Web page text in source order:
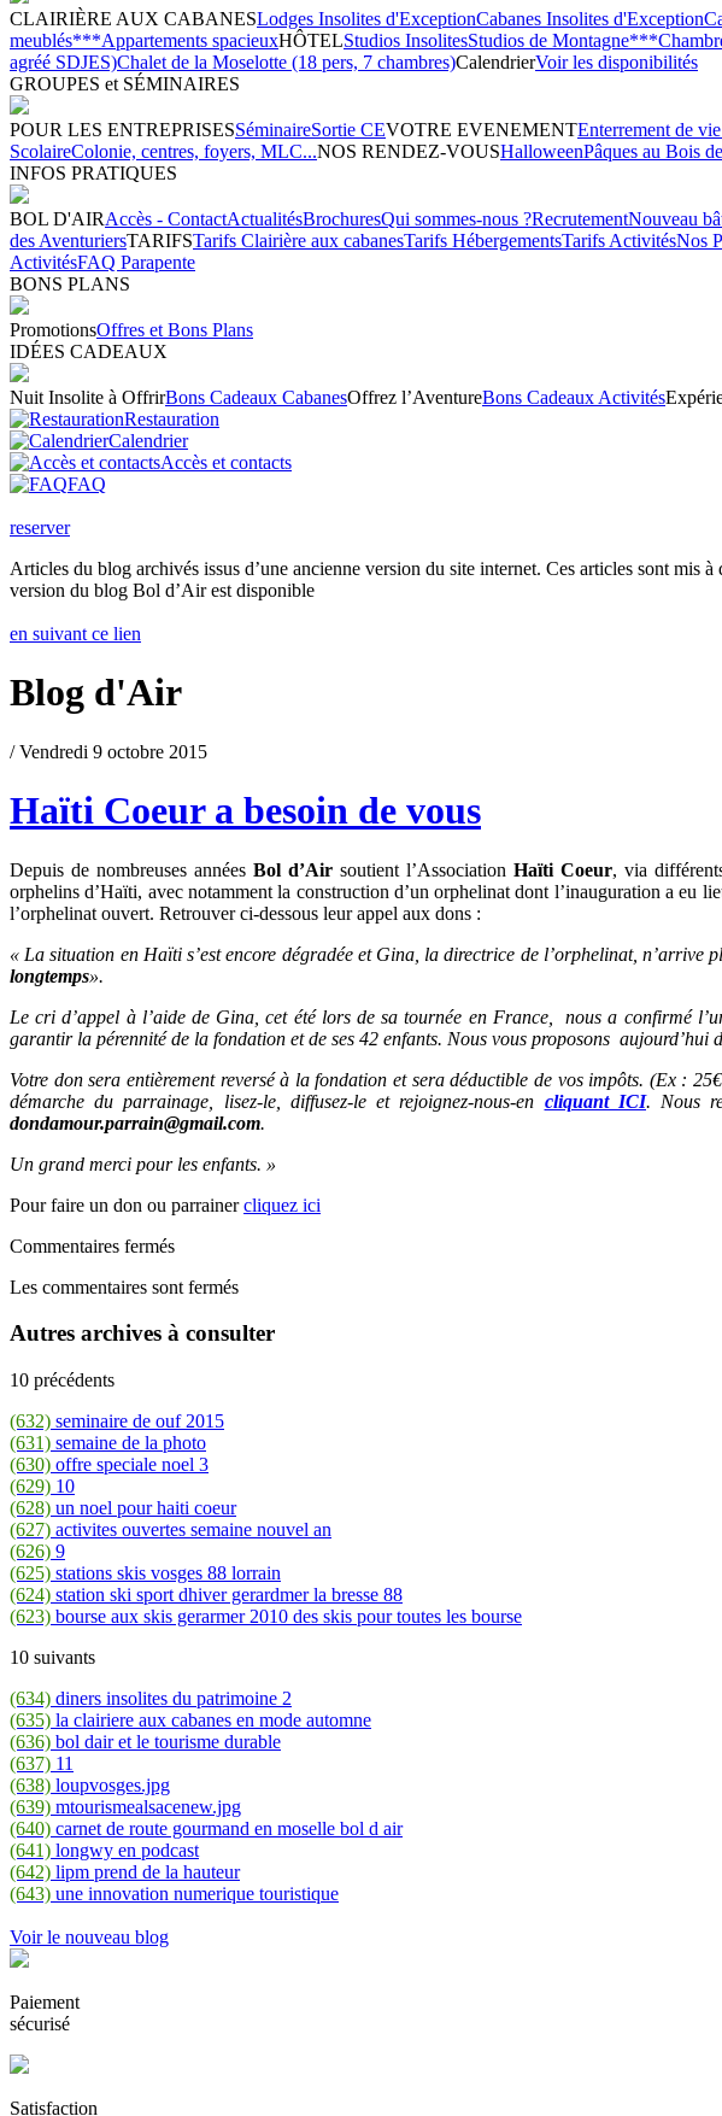
CLAIRIÈRE AUX CABANESLodges Insolites d'ExceptionCabanes Insolites d'Exception
meublés***Appartements spacieuxHÔTELStudios InsolitesStudios de Montagne***
agréé SDJES)Chalet de la Moselotte (18 pers, 7 chambres)CalendrierVoir les disponibilités
GROUPES et SÉMINAIRES
POUR LES ENTREPRISESSéminaireSortie CEVOTRE EVENEMENTEnterrement de
ScolaireColonie, centres, foyers, MLC...NOS RENDEZ-VOUSHalloweenPâques au Bois
INFOS PRATIQUES
BOL D'AIRAccès - ContactActualitésBrochuresQui sommes-nous ?RecrutementNouveau
des AventuriersTARIFSTarifs Clairière aux cabanesTarifs HébergementsTarifs ActivitésNos
ActivitésFAQ Parapente
BONS PLANS
PromotionsOffres et Bons Plans
IDÉES CADEAUX
Nuit Insolite à OffrirBons Cadeaux CabanesOffrez l’AventureBons Cadeaux Activités
Restauration
Calendrier
Accès et contacts
FAQ
reserver
Articles du blog archivés issus d’une ancienne version du site internet. Ces articles sont mis
version du blog Bol d’Air est disponible
en suivant ce lien
Blog d'Air
/ Vendredi 9 octobre 2015
Haïti Coeur a besoin de vous
Depuis de nombreuses annéesBol d’Air soutient l’AssociationHaïti Coeur, via
orphelins d’Haïti, avec notamment la construction d’un orphelinat dont l’inauguration a eu
l’orphelinat ouvert. Retrouver ci-dessous leur appel aux dons :
« La situation en Haïti s’est encore dégradée et Gina, la directrice de l’orphelinat,
longtemps».
Le cri d’appel à l’aide de Gina, cet été lors de sa tournée en France, nous a confirmé
garantir la pérennité de la fondation et de ses 42 enfants. Nous vous proposons
Votre don sera entièrement reversé à la fondation et sera déductible de vos impôts. (Ex :
démarche du parrainage, lisez-le, diffusez-le et rejoignez-nous-en cliquant ICI. Nous
dondamour.parrain@gmail.com.
Un grand merci pour les enfants. »
Pour faire un don ou parrainercliquez ici
Commentaires fermés
Les commentaires sont fermés
Autres archives à consulter
10 précédents
(632) seminaire de ouf 2015
(631) semaine de la photo
(630) offre speciale noel 3
(629) 10
(628) un noel pour haiti coeur
(627) activites ouvertes semaine nouvel an
(626) 9
(625) stations skis vosges 88 lorrain
(624) station ski sport dhiver gerardmer la bresse 88
(623) bourse aux skis gerarmer 2010 des skis pour toutes les bourse
10 suivants
(634) diners insolites du patrimoine 2
(635) la clairiere aux cabanes en mode automne
(636) bol dair et le tourisme durable
(637) 11
(638) loupvosges.jpg
(639) mtourismealsacenew.jpg
(640) carnet de route gourmand en moselle bol d air
(641) longwy en podcast
(642) lipm prend de la hauteur
(643) une innovation numerique touristique
Voir le nouveau blog
Paiement
sécurisé
Satisfaction